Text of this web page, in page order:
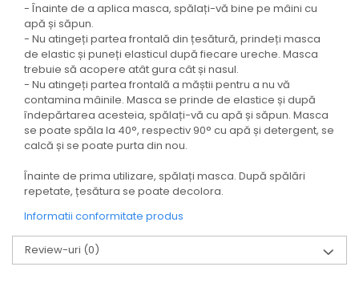
- Înainte de a aplica masca, spălați-vă bine pe mâini cu
apă și săpun.
- Nu atingeți partea frontală din țesătură, prindeți masca
de elastic și puneți elasticul după fiecare ureche. Masca
trebuie să acopere atât gura cât și nasul.
- Nu atingeți partea frontală a măștii pentru a nu vă
contamina mâinile. Masca se prinde de elastice și după
îndepărtarea acesteia, spălați-vă cu apă și săpun. Masca
se poate spăla la 40°, respectiv 90° cu apă și detergent, se
calcă și se poate purta din nou.
Înainte de prima utilizare, spălați masca. După spălări
repetate, țesătura se poate decolora.
Informatii conformitate produs
Review-uri (0)